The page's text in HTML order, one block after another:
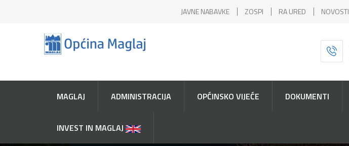
JAVNE NABAVKE ZOSPI RA URED NOVOSTI
MAGLAJ ADMINISTRACIJA OPĆINSKO VIJEĆE DOKUMENTI
INVEST IN MAGLAJ